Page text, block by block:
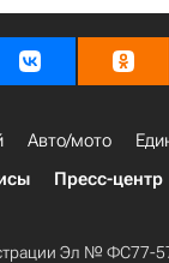
Авто/мото
Пресс-центр
Эл № ФС77-